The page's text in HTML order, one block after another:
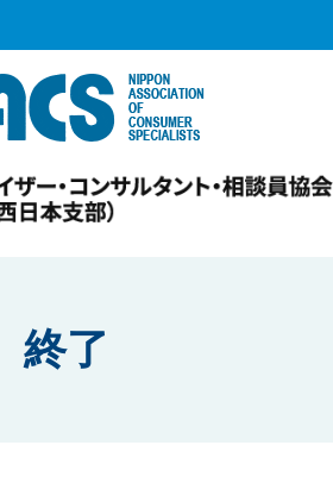
終了